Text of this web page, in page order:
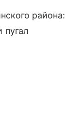
района:
пугал